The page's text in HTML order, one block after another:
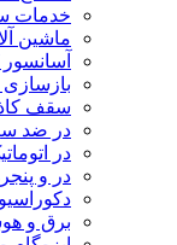
خدمات
ماشین
آسانسور
سقف
در ضد
در
در و
برق و